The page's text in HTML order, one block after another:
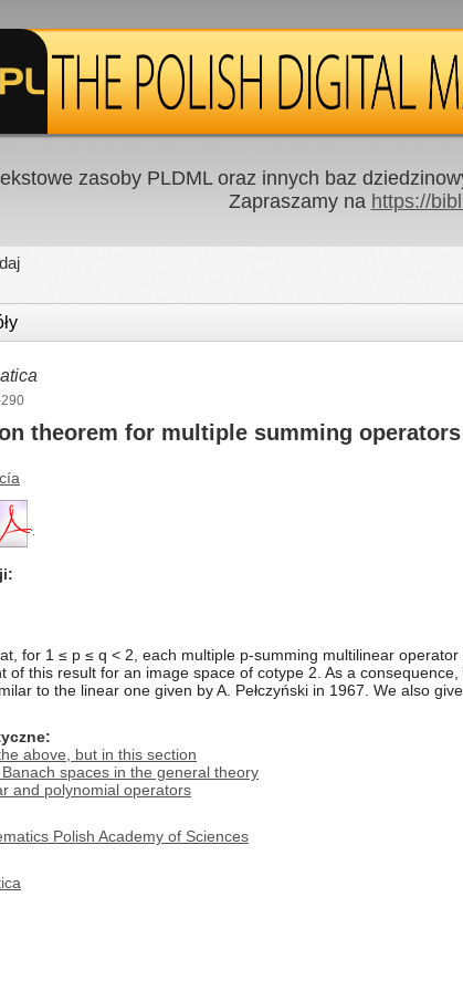
zasoby PLDML oraz innych baz
Zapraszamy na https://
290
theorem for multiple summing operators
for 1 ≤ p ≤ q < 2, each multiple p-summing multilinear
of this result for an image space of cotype 2. As a
to the linear one given by A. Pełczyński in 1967. We also
above, but in this section
spaces in the general theory
and polynomial operators
Polish Academy of Sciences